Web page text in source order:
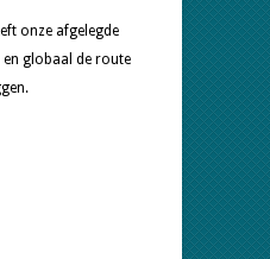
onze afgelegde
globaal de route